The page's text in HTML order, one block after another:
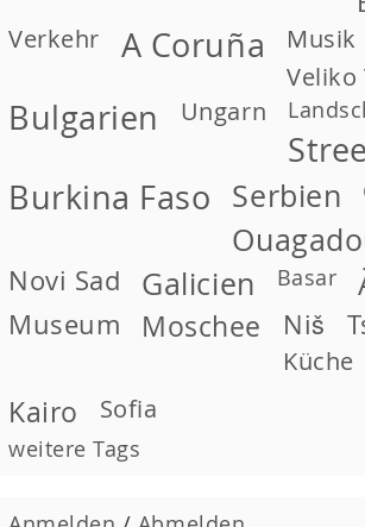
Verkehr A Coruña Musik
Veliko
Bulgarien Ungarn
Burkina Faso
Serbien
Novi Sad Galicien Basar
Museum Moschee Niš
Küche
Kairo Sofia
weitere Tags